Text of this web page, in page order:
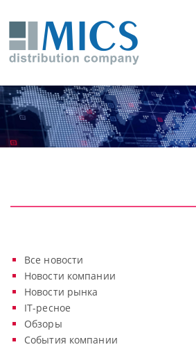
Все новости
Новости компании
Новости рынка
IT-ресное
Обзоры
События компании